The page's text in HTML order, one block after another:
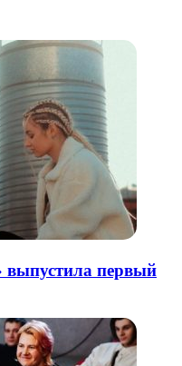
первый